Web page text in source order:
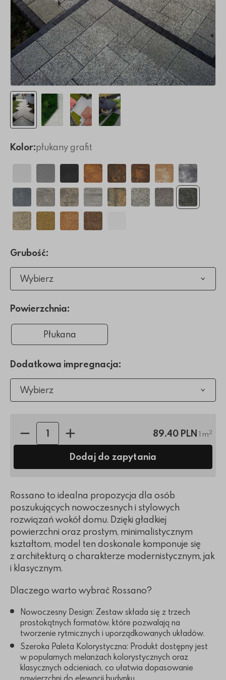
Kolor:płukany grafit
Grubość:
Wybierz
Powierzchnia:
Płukana
Dodatkowa impregnacja:
Wybierz
Ilość sztuk: 89.40 PLN 1 m2
Dodaj do zapytania
Rossano to idealna propozycja dla osób
poszukujących nowoczesnych i stylowych
rozwiązań wokół domu. Dzięki gładkiej
powierzchni oraz prostym, minimalistycznym
kształtom, model ten doskonale komponuje się
z architekturą o charakterze modernistycznym, jak
i klasycznym.
Dlaczego warto wybrać Rossano?
Nowoczesny Design: Zestaw składa się z trzech
prostokątnych formatów, które pozwalają na
tworzenie rytmicznych i uporządkowanych układów.
Szeroka Paleta Kolorystyczna: Produkt dostępny jest
w popularnych melanżach kolorystycznych oraz
klasycznych odcieniach, co ułatwia dopasowanie